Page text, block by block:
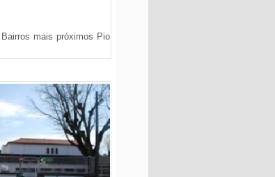
mais próximos Pio